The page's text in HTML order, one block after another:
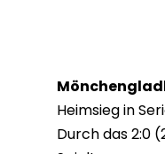
Heimsieg in
Durch das 2:0